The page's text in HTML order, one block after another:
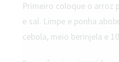
Primeiro coloque o arroz
e sal. Limpe e ponha
cebola, meio berinjela e